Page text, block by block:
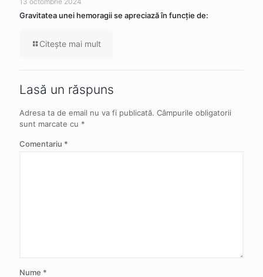
Gravitatea unei hemoragii se apreciază în funcție de:
Citeşte mai mult
Lasă un răspuns
Adresa ta de email nu va fi publicată. Câmpurile obligatorii
sunt marcate cu *
Comentariu *
Nume *